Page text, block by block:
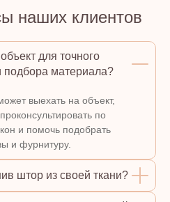
наших клиентов
для точного
подбора материала?
выехать на объект,
по
и помочь подобрать
и фурнитуру.
штор из своей ткани?